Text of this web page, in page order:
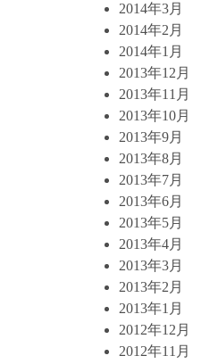
2014年3月
2014年2月
2014年1月
2013年12月
2013年11月
2013年10月
2013年9月
2013年8月
2013年7月
2013年6月
2013年5月
2013年4月
2013年3月
2013年2月
2013年1月
2012年12月
2012年11月